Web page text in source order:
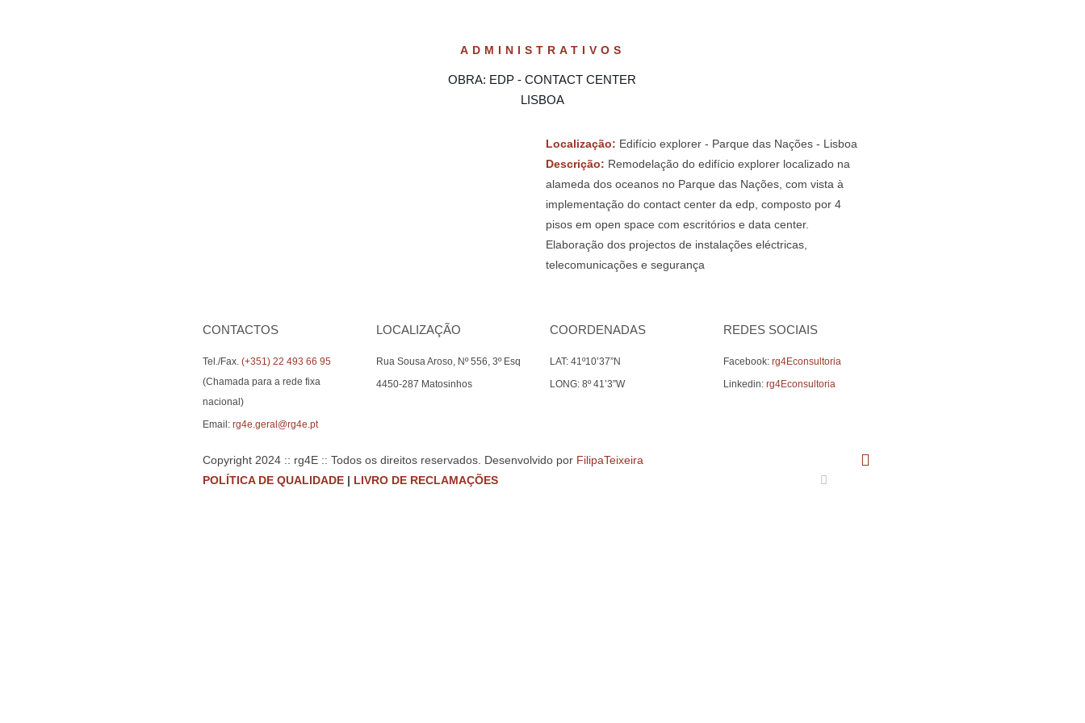
ADMINISTRATIVOS
OBRA: EDP - CONTACT CENTER
LISBOA
Localização: Edifício explorer - Parque das Nações - Lisboa
Descrição: Remodelação do edifício explorer localizado na
alameda dos oceanos no Parque das Nações, com vista à
implementação do contact center da edp, composto por 4
pisos em open space com escritórios e data center.
Elaboração dos projectos de instalações eléctricas,
telecomunicações e segurança
CONTACTOS
Tel./Fax. (+351) 22 493 66 95
(Chamada para a rede fixa
nacional)
Email: rg4e.geral@rg4e.pt
LOCALIZAÇÃO
Rua Sousa Aroso, Nº 556, 3º Esq
4450-287 Matosinhos
COORDENADAS
LAT: 41º10’37”N
LONG: 8º 41’3”W
REDES SOCIAIS
Facebook: rg4Econsultoria
Linkedin: rg4Econsultoria
Copyright 2024 :: rg4E :: Todos os direitos reservados. Desenvolvido por FilipaTeixeira
POLÍTICA DE QUALIDADE| LIVRO DE RECLAMAÇÕES